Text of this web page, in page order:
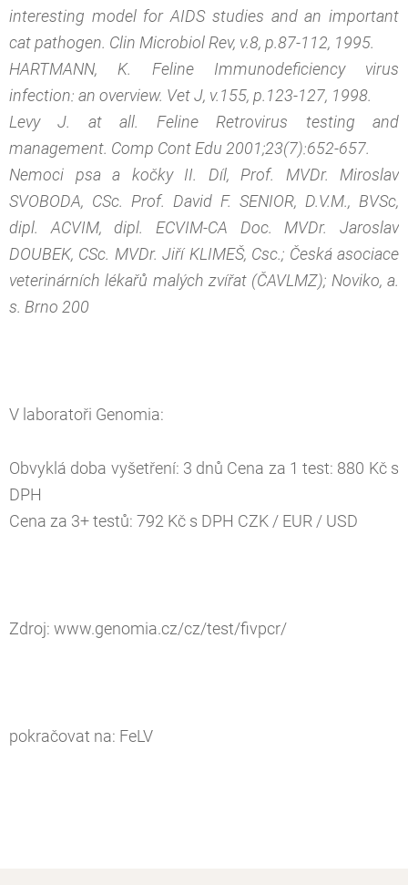
interesting model for AIDS studies and an important
cat pathogen. Clin Microbiol Rev, v.8, p.87-112, 1995.
HARTMANN, K. Feline Immunodeficiency virus
infection: an overview. Vet J, v.155, p.123-127, 1998.
Levy J. at all. Feline Retrovirus testing and
management. Comp Cont Edu 2001;23(7):652-657.
Nemoci psa a kočky II. Díl, Prof. MVDr. Miroslav
SVOBODA, CSc. Prof. David F. SENIOR, D.V.M., BVSc,
dipl. ACVIM, dipl. ECVIM-CA Doc. MVDr. Jaroslav
DOUBEK, CSc. MVDr. Jiří KLIMEŠ, Csc.; Česká asociace
veterinárních lékařů malých zvířat (ČAVLMZ); Noviko, a.
s. Brno 200
V laboratoři Genomia:
Obvyklá doba vyšetření: 3 dnů Cena za 1 test: 880 Kč s
DPH
Cena za 3+ testů: 792 Kč s DPH CZK / EUR / USD
Zdroj: www.genomia.cz/cz/test/fivpcr/
pokračovat na: FeLV